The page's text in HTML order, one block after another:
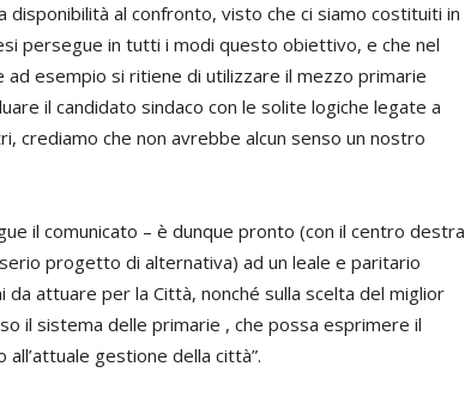
disponibilità al confronto, visto che ci siamo costituiti in
persegue in tutti i modi questo obiettivo, e che nel
esempio si ritiene di utilizzare il mezzo primarie
il candidato sindaco con le solite logiche legate a
crediamo che non avrebbe alcun senso un nostro
il comunicato – è dunque pronto (con il centro destra
progetto di alternativa) ad un leale e paritario
attuare per la Città, nonché sulla scelta del miglior
il sistema delle primarie , che possa esprimere il
gestione della città”.